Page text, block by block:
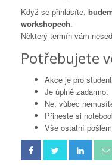
Když se přihlásíte,
workshopech.
Některý termín vám
Potřebujete
Akce je pro
Je úplně zadarmo.
Ne, vůbec
Přineste si
Vše ostatní